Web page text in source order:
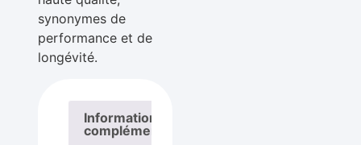
synonymes de
performance et de
longévité.
Informations
complémentaires